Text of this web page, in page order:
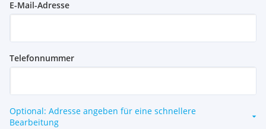
E-Mail-Adresse
Telefonnummer
Optional: Adresse angeben für eine schnellere
Bearbeitung